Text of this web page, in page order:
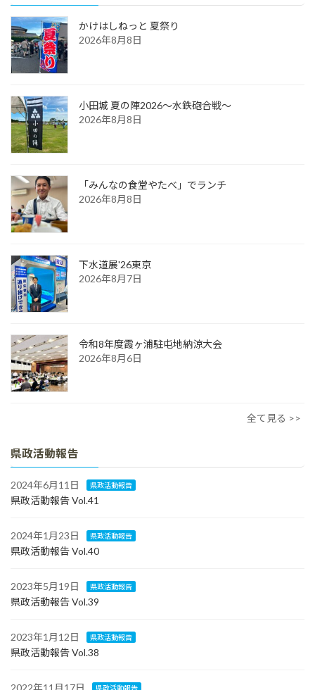
かけはしねっと 夏祭り
2026年8月8日
小田城 夏の陣2026～水鉄砲合戦～
2026年8月8日
「みんなの食堂やたべ」でランチ
2026年8月8日
下水道展'26東京
2026年8月7日
令和8年度霞ヶ浦駐屯地納涼大会
2026年8月6日
全て見る >>
県政活動報告
2024年6月11日 県政活動報告
県政活動報告 Vol.41
2024年1月23日 県政活動報告
県政活動報告 Vol.40
2023年5月19日 県政活動報告
県政活動報告 Vol.39
2023年1月12日 県政活動報告
県政活動報告 Vol.38
2022年11月17日 県政活動報告